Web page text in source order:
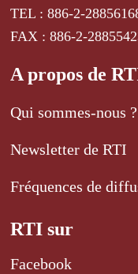
TEL : 886-2-
FAX : 886-2-
A propos de
Qui sommes-nous ?
Newsletter de RTI
Fréquences de
RTI sur
Facebook